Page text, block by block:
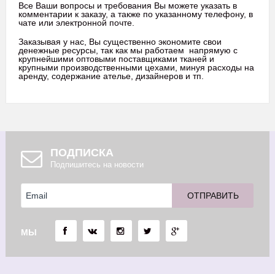
Все Ваши вопросы и требования Вы можете указать в
комментарии к заказу, а также по указанному телефону, в
чате или электронной почте.
Заказывая у нас, Вы существенно экономите свои
денежные ресурсы, так как мы работаем напрямую с
крупнейшими оптовыми поставщиками тканей и
крупными производственными цехами, минуя расходы на
аренду, содержание ателье, дизайнеров и тп.
ПОДПИСКА
Подпишитесь на новости
МЫ